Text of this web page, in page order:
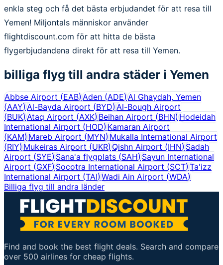
enkla steg och få det bästa erbjudandet för att resa till
Yemen! Miljontals människor använder
flightdiscount.com för att hitta de bästa
flygerbjudandena direkt för att resa till Yemen.
billiga flyg till andra städer i Yemen
Abbse Airport (EAB)Aden (ADE)Al Ghaydah, Yemen
(AAY)Al-Bayda Airport (BYD) Al-Bough Airport
(BUK)Ataq Airport (AXK) Beihan Airport (BHN) Hodeidah
International Airport (HOD)Kamaran Airport
(KAM)Mareb Airport (MYN)Mukalla International Airport
(RIY)Mukeiras Airport (UKR)Qishn Airport (IHN) Sadah
Airport (SYE)Sana'a flygplats (SAH) Sayun International
Airport (GXF)Socotra International Airport (SCT) Ta'izz
International Airport (TAI)Wadi Ain Airport (WDA)
Billiga flyg till andra länder
Find and book the best flight deals. Search and compare
over 500 airlines for cheap flights.